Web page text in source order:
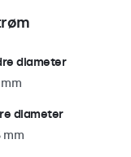
diameter
mm
diameter
mm